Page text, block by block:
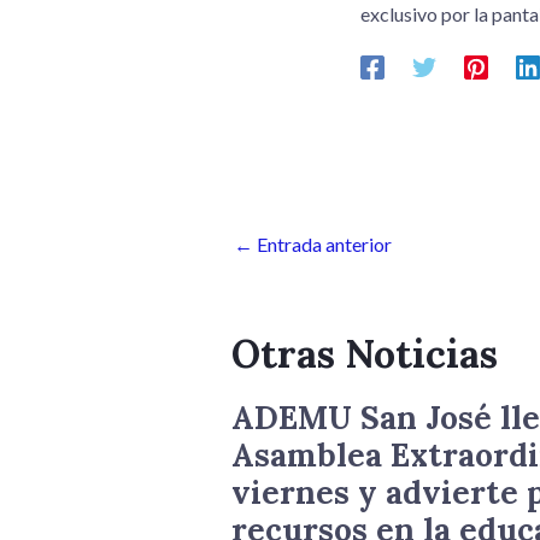
exclusivo por la
← Entrada anterior
Otras Noticias
ADEMU San José
Asamblea
viernes y advierte
recursos en la